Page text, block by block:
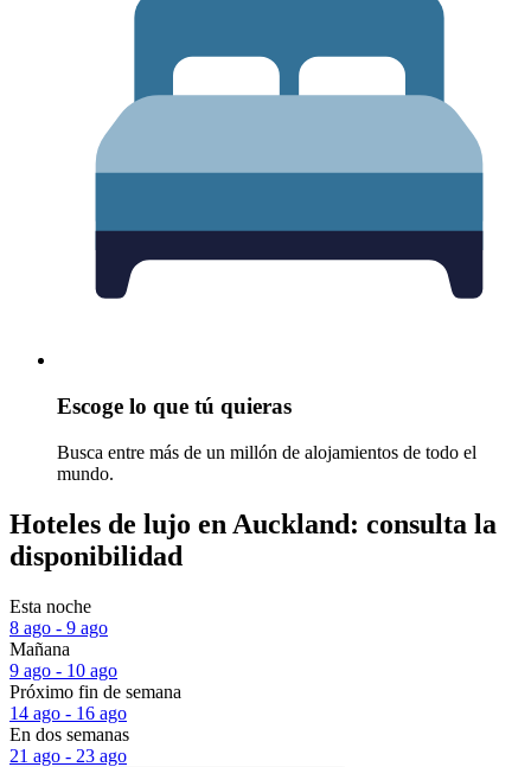
Escoge lo que tú quieras
Busca entre más de un millón de alojamientos de todo el
mundo.
Hoteles de lujo en Auckland: consulta la
disponibilidad
Esta noche
8 ago - 9 ago
Mañana
9 ago - 10 ago
Próximo fin de semana
14 ago - 16 ago
En dos semanas
21 ago - 23 ago